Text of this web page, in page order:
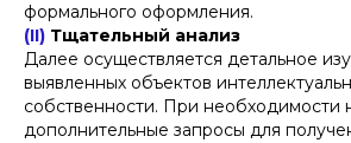
формального оформления.
(II) Тщательный анализ
Далее осуществляется детальное
выявленных объектов
собственности. При необходимости
дополнительные запросы для